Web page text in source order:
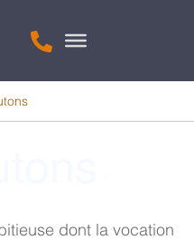
dont la vocation